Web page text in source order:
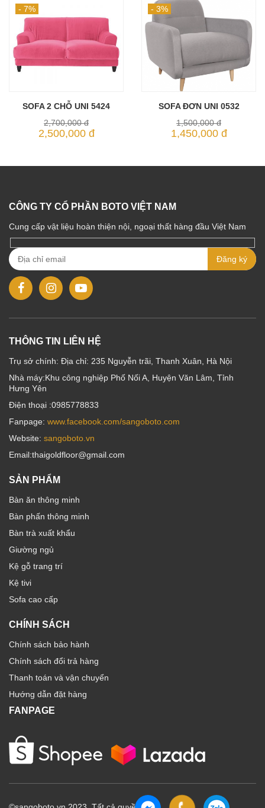
- 7%
SOFA 2 CHỖ UNI 5424
2,700,000 đ
2,500,000 đ
- 3%
SOFA ĐƠN UNI 0532
1,500,000 đ
1,450,000 đ
CÔNG TY CỔ PHẦN BOTO VIỆT NAM
Cung cấp vật liệu hoàn thiện nội, ngoại thất hàng đầu Việt Nam
THÔNG TIN LIÊN HỆ
Trụ sở chính: Địa chỉ: 235 Nguyễn trãi, Thanh Xuân, Hà Nội
Nhà máy:Khu công nghiệp Phố Nối A, Huyện Văn Lâm, Tỉnh
Hưng Yên
Điện thoại :0985778833
Fanpage: www.facebook.com/sangoboto.com
Website: sangoboto.vn
Email:thaigoldfloor@gmail.com
SẢN PHẨM
Bàn ăn thông minh
Bàn phấn thông minh
Bàn trà xuất khẩu
Giường ngủ
Kệ gỗ trang trí
Kệ tivi
Sofa cao cấp
CHÍNH SÁCH
Chính sách bảo hành
Chính sách đổi trả hàng
Thanh toán và vận chuyển
Hướng dẫn đặt hàng
FANPAGE